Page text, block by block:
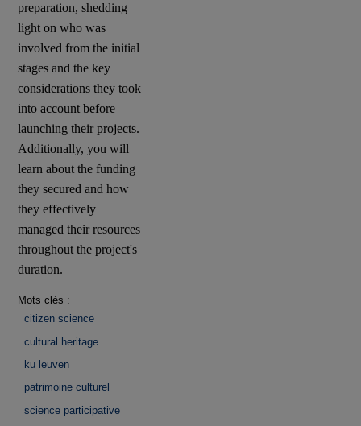
preparation, shedding
light on who was
involved from the initial
stages and the key
considerations they took
into account before
launching their projects.
Additionally, you will
learn about the funding
they secured and how
they effectively
managed their resources
throughout the project's
duration.
Mots clés :
citizen science
cultural heritage
ku leuven
patrimoine culturel
science participative